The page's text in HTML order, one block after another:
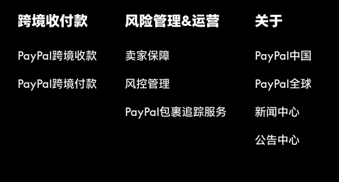
跨境收付款
PayPal跨境收款
PayPal跨境付款
风险管理&运营
卖家保障
风控管理
PayPal包裹追踪服务
关于
PayPal中国
PayPal全球
新闻中心
公告中心